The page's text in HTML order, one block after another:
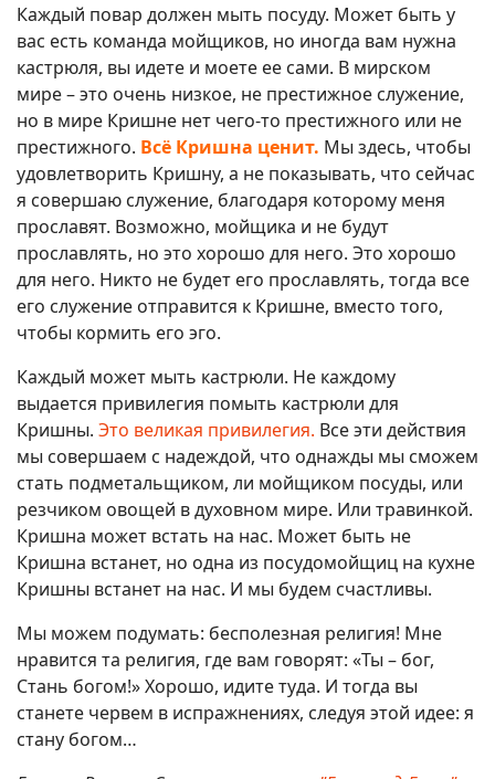
Каждый повар должен мыть посуду. Может быть у
вас есть команда мойщиков, но иногда вам нужна
кастрюля, вы идете и моете ее сами. В мирском
мире – это очень низкое, не престижное служение,
но в мире Кришне нет чего-то престижного или не
престижного. Всё Кришна ценит. Мы здесь, чтобы
удовлетворить Кришну, а не показывать, что сейчас
я совершаю служение, благодаря которому меня
прославят. Возможно, мойщика и не будут
прославлять, но это хорошо для него. Это хорошо
для него. Никто не будет его прославлять, тогда все
его служение отправится к Кришне, вместо того,
чтобы кормить его эго.
Каждый может мыть кастрюли. Не каждому
выдается привилегия помыть кастрюли для
Кришны. Это великая привилегия. Все эти действия
мы совершаем с надеждой, что однажды мы сможем
стать подметальщиком, ли мойщиком посуды, или
резчиком овощей в духовном мире. Или травинкой.
Кришна может встать на нас. Может быть не
Кришна встанет, но одна из посудомойщиц на кухне
Кришны встанет на нас. И мы будем счастливы.
Мы можем подумать: бесполезная религия! Мне
нравится та религия, где вам говорят: «Ты – бог,
Стань богом!» Хорошо, идите туда. И тогда вы
станете червем в испражнениях, следуя этой идее: я
стану богом…